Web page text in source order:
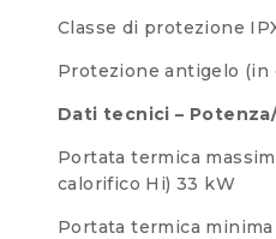
Classe di protezione
Protezione antigelo (in
Dati tecnici –
Portata termica
calorifico Hi) 33 kW
Portata termica minima